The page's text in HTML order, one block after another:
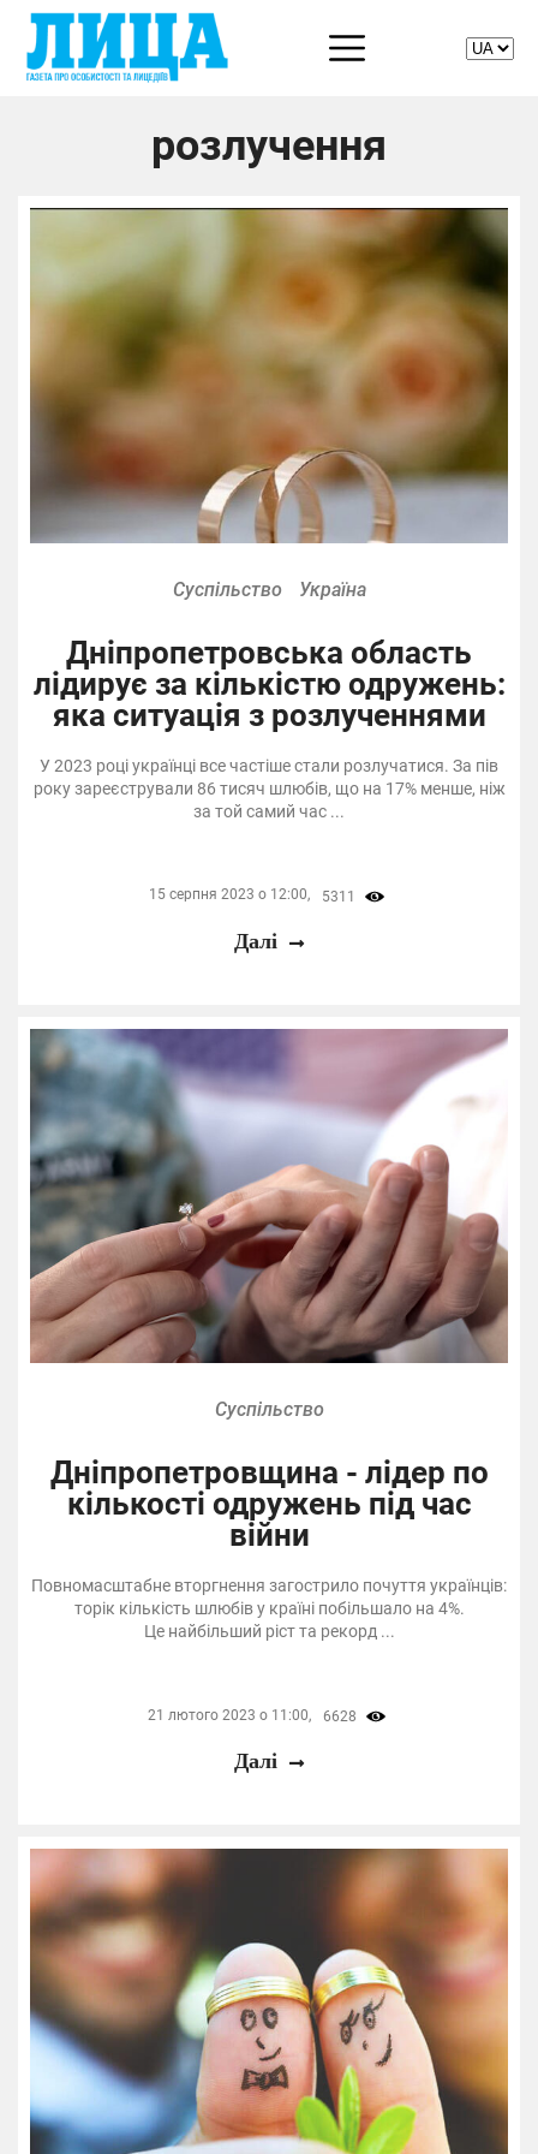
розлучення
Суспільство Україна
Дніпропетровська область
лідирує за кількістю одружень:
яка ситуація з розлученнями
У 2023 році українці все частіше стали розлучатися. За пів
року зареєстрували 86 тисяч шлюбів, що на 17% менше, ніж
за той самий час ...
15 серпня 2023 о 12:00, 5311
Далі
Суспільство
Дніпропетровщина - лідер по
кількості одружень під час
війни
Повномасштабне вторгнення загострило почуття українців:
торік кількість шлюбів у країні побільшало на 4%.
Це найбільший ріст та рекорд ...
21 лютого 2023 о 11:00, 6628
Далі